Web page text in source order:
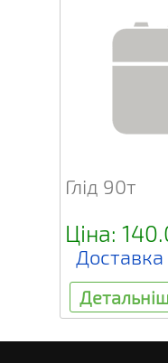
Глід 90т
Ціна:
Доставка